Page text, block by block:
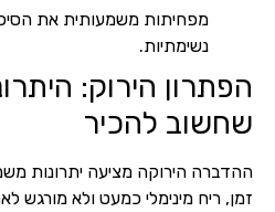
מפחיתות משמעותית את
נשימתיות.
הפתרון הירוק:
שחשוב להכיר
ההדברה הירוקה מציעה יתרונות
זמן, ריח מינימלי כמעט ולא מורגש